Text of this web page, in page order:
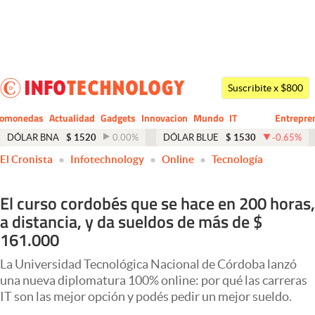
Dólar
Economía y Política
Finanzas y Mercados
Negocios
Columnistas
Otras secciones
Apertura
Suscribite x $800
Actualidad Gadgets Innovacion Mundo
CIO
IT
Business
DÓLAR BNA $ 1520 0.00% DÓLAR BLUE $ 1530 -0.65%
El Cronista Infotechnology Online Tecnología
El curso cordobés que se hace en 200 horas,
a distancia, y da sueldos de más de $
161.000
La Universidad Tecnológica Nacional de Córdoba lanzó
una nueva diplomatura 100% online: por qué las carreras
IT son las mejor opción y podés pedir un mejor sueldo.